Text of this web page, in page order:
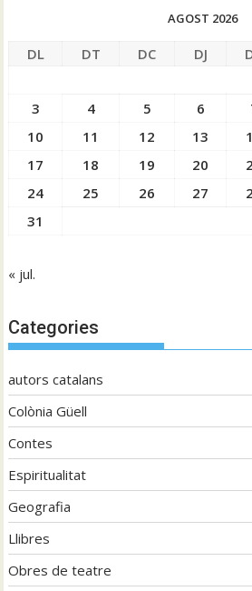
AGOST 2026
DL DT DC DJ
3
4 5 6
10
11 12 13
17
18 19 20
24
25 26 27
31
« jul.
Categories
autors catalans
Colònia Güell
Contes
Espiritualitat
Geografia
Llibres
Obres de teatre